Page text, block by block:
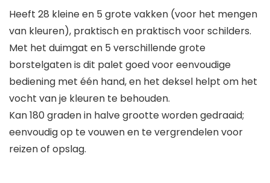
Heeft 28 kleine en 5 grote vakken (voor het mengen
van kleuren), praktisch en praktisch voor schilders.
Met het duimgat en 5 verschillende grote
borstelgaten is dit palet goed voor eenvoudige
bediening met één hand, en het deksel helpt om het
vocht van je kleuren te behouden.
Kan 180 graden in halve grootte worden gedraaid;
eenvoudig op te vouwen en te vergrendelen voor
reizen of opslag.